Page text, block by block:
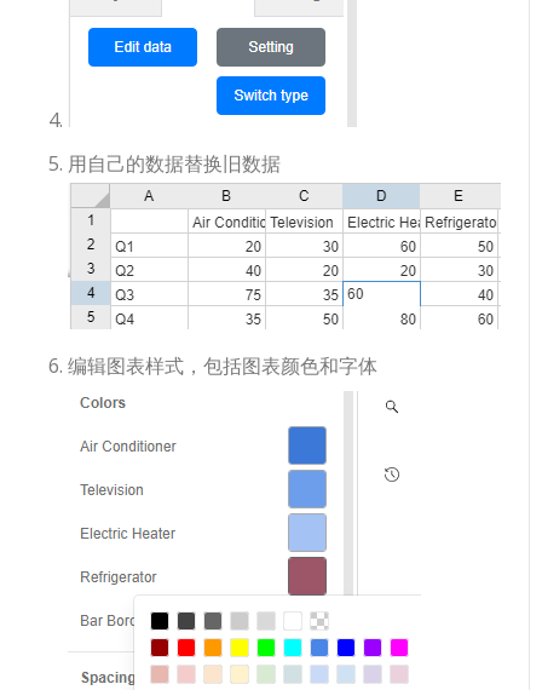
用自己的数据替换旧数据
编辑图表样式，包括图表颜色和字体